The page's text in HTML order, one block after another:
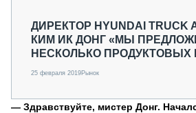
ДИРЕКТОР HYUNDAI TRUCK
КИМ ИК ДОНГ «МЫ
НЕСКОЛЬКО ПРОДУКТОВЫХ
25 февраля 2019Рынок
— Здравствуйте, мистер Донг.